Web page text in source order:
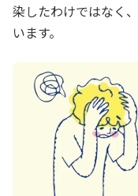
染したわけではなく、
います。